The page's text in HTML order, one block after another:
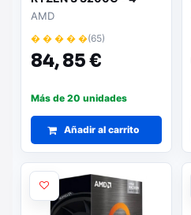
NÚCLEOS - 3.6GHZ -
SOCKET AM4 -
GRÁFICA INTEGRADA
RADEON VEGA 8
AMD
� � � � �(65)
84,85 €
Más de 20 unidades
Añadir al carrito